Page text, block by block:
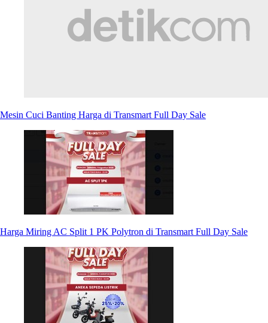
Mesin Cuci Banting Harga di Transmart Full Day Sale
Harga Miring AC Split 1 PK Polytron di Transmart Full Day Sale